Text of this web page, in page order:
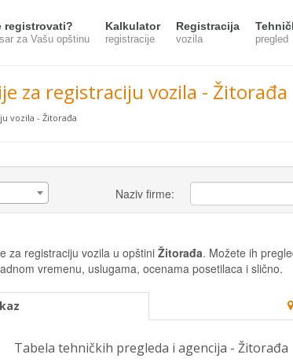
registrovati?
za Vašu opštinu
Kalkulator
registracije
Registracija
vozila pregled
za registraciju vozila - Žitorađa
vozila - Žitorađa
Naziv firme:
za registraciju vozila u opštini Žitorađa. Možete ih
vremenu, uslugama, ocenama posetilaca i slično.
Tabela tehničkih pregleda i agencija - Žitorađa